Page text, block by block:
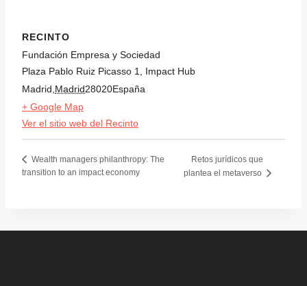
RECINTO
Fundación Empresa y Sociedad
Plaza Pablo Ruiz Picasso 1, Impact Hub
Madrid Madrid28020España
+ Google Map
Ver el sitio web del Recinto
Wealth managers philanthropy: The
transition to an impact economy
Retos jurídicos que
plantea el metaverso